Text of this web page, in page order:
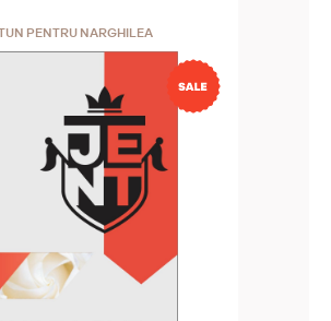
PENTRU NARGHILEA